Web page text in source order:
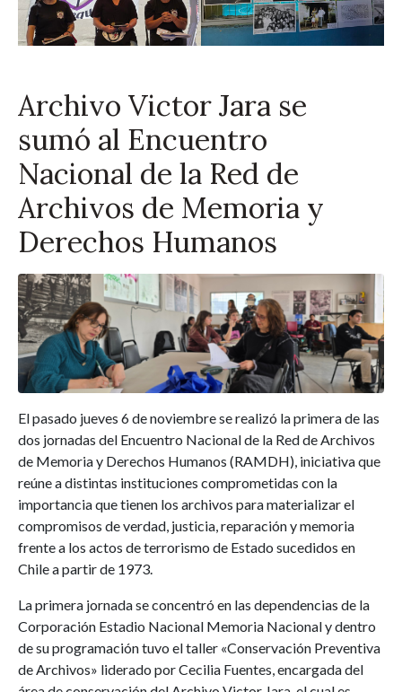
Archivo Victor Jara se
sumó al Encuentro
Nacional de la Red de
Archivos de Memoria y
Derechos Humanos
El pasado jueves 6 de noviembre se realizó la primera de las
dos jornadas del Encuentro Nacional de la Red de Archivos
de Memoria y Derechos Humanos (RAMDH), iniciativa que
reúne a distintas instituciones comprometidas con la
importancia que tienen los archivos para materializar el
compromisos de verdad, justicia, reparación y memoria
frente a los actos de terrorismo de Estado sucedidos en
Chile a partir de 1973.
La primera jornada se concentró en las dependencias de la
Corporación Estadio Nacional Memoria Nacional y dentro
de su programación tuvo el taller «Conservación Preventiva
de Archivos» liderado por Cecilia Fuentes, encargada del